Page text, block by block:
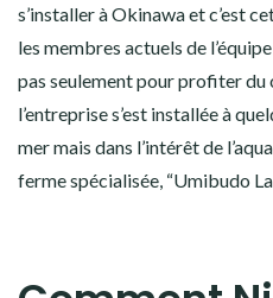
s’installer à Okinawa et c’est
les membres actuels de
pas seulement pour profiter du
l’entreprise s’est installée à
mer mais dans l’intérêt de
ferme spécialisée, “Umibudo